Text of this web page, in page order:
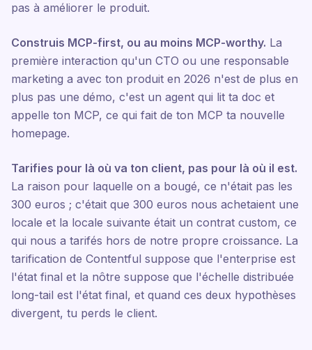
pas à améliorer le produit.
Construis MCP-first, ou au moins MCP-worthy. La
première interaction qu'un CTO ou une responsable
marketing a avec ton produit en 2026 n'est de plus en
plus pas une démo, c'est un agent qui lit ta doc et
appelle ton MCP, ce qui fait de ton MCP ta nouvelle
homepage.
Tarifies pour là où va ton client, pas pour là où il est.
La raison pour laquelle on a bougé, ce n'était pas les
300 euros ; c'était que 300 euros nous achetaient une
locale et la locale suivante était un contrat custom, ce
qui nous a tarifés hors de notre propre croissance. La
tarification de Contentful suppose que l'enterprise est
l'état final et la nôtre suppose que l'échelle distribuée
long-tail est l'état final, et quand ces deux hypothèses
divergent, tu perds le client.